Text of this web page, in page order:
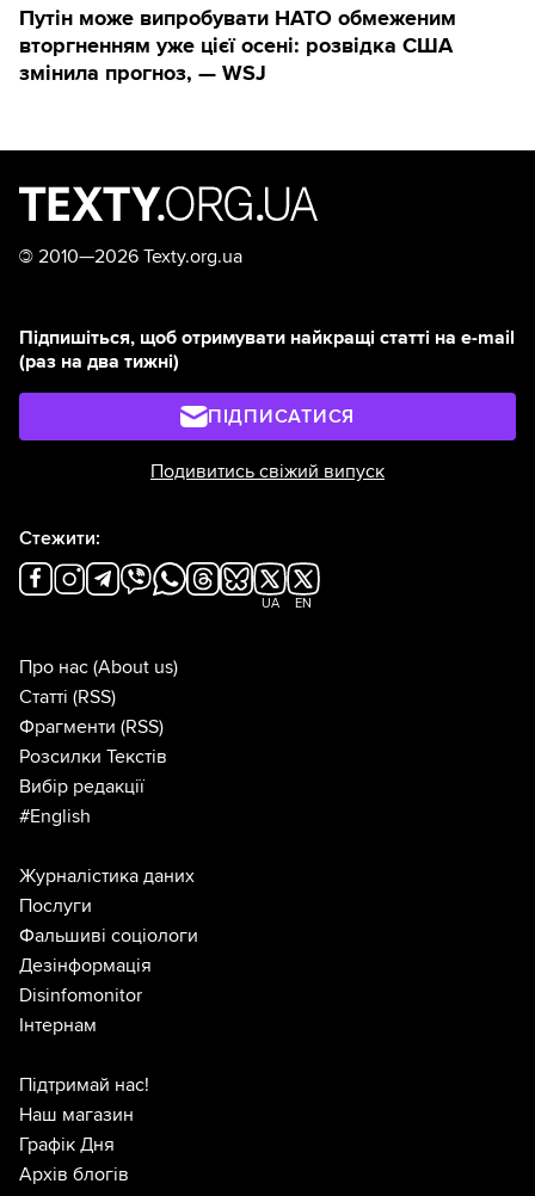
Путін може випробувати НАТО обмеженим
вторгненням уже цієї осені: розвідка США
змінила прогноз, — WSJ
© 2010—2026 Texty.org.ua
Підпишіться, щоб отримувати найкращі статті на e-mail
(раз на два тижні)
ПІДПИСАТИСЯ
Подивитись свіжий випуск
Стежити:
UA EN
Про нас (About us)
Статті (RSS)
Фрагменти (RSS)
Розсилки Текстів
Вибір редакції
#English
Журналістика даних
Послуги
Фальшиві соціологи
Дезінформація
Disinfomonitor
Інтернам
Підтримай нас!
Наш магазин
Графік Дня
Архів блогів